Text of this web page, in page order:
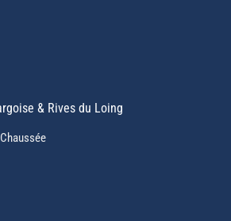
& Rives du Loing